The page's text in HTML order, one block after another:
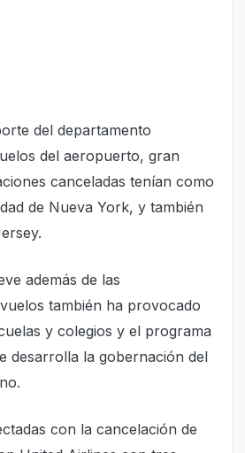
del departamento
del aeropuerto, gran
canceladas tenían como
de Nueva York, y también
además de las
también ha provocado
y colegios y el programa
desarrolla la gobernación del
con la cancelación de